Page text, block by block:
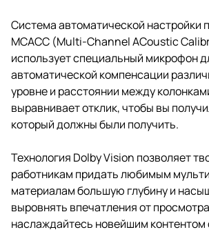
Система автоматической настройки
MCACC (Multi-Channel ACoustic
использует специальный микрофон
автоматической компенсации
уровне и расстоянии между
выравнивает отклик, чтобы вы
который должны были получить.
Технология Dolby Vision позволяет
работникам придать любимым
материалам большую глубину и
выровнять впечатления от
наслаждайтесь новейшим контентом